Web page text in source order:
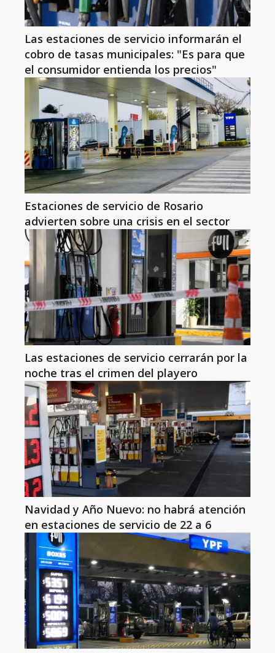
Las estaciones de servicio informarán el
cobro de tasas municipales: "Es para que
el consumidor entienda los precios"
Estaciones de servicio de Rosario
advierten sobre una crisis en el sector
Las estaciones de servicio cerrarán por la
noche tras el crimen del playero
Navidad y Año Nuevo: no habrá atención
en estaciones de servicio de 22 a 6